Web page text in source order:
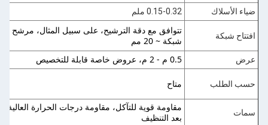
ضياء الأسلاك 0.15-0.32 ملم
افتتاح شبكة شبكة ~ 20 مم
عرض 0.5 م - 2 م، عروض خاصة قابلة للتخصيص
حسب الطلب متاح
سمات بعد التنظيف